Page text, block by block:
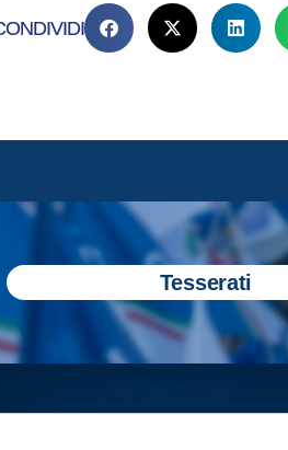
Tesserati